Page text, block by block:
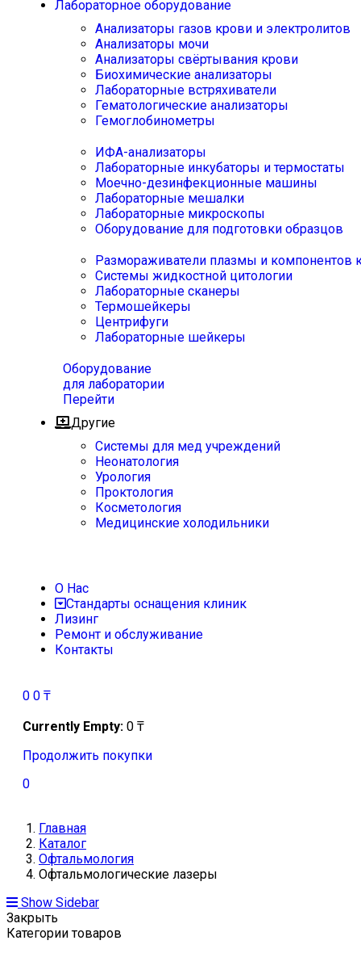
Лабораторное оборудование
Анализаторы газов крови и электролитов
Анализаторы мочи
Анализаторы свёртывания крови
Биохимические анализаторы
Лабораторные встряхиватели
Гематологические анализаторы
Гемоглобинометры
ИФА-анализаторы
Лабораторные инкубаторы и термостаты
Моечно-дезинфекционные машины
Лабораторные мешалки
Лабораторные микроскопы
Оборудование для подготовки образцов
Размораживатели плазмы и компонентов
Системы жидкостной цитологии
Лабораторные сканеры
Термошейкеры
Центрифуги
Лабораторные шейкеры
Оборудование
для лаборатории
Перейти
Другие
Системы для мед учреждений
Неонатология
Урология
Проктология
Косметология
Медицинские холодильники
О Нас
Стандарты оснащения клиник
Лизинг
Ремонт и обслуживание
Контакты
0 0 ₸
Currently Empty: 0 ₸
Продолжить покупки
0
Главная
Каталог
Офтальмология
Офтальмологические лазеры
Show Sidebar
Закрыть
Категории товаров